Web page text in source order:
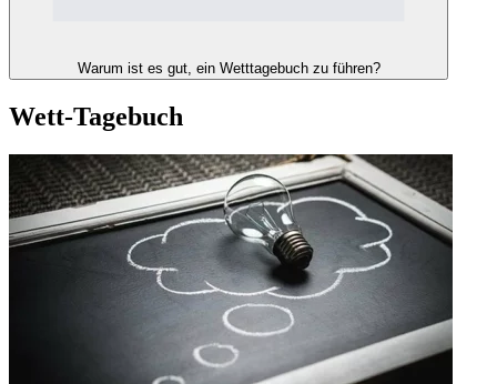
Warum ist es gut, ein Wetttagebuch zu führen?
Wett-Tagebuch